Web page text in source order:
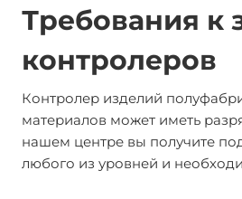
Требования к
контролеров
Контролер изделий
материалов может иметь
нашем центре вы получите
любого из уровней и